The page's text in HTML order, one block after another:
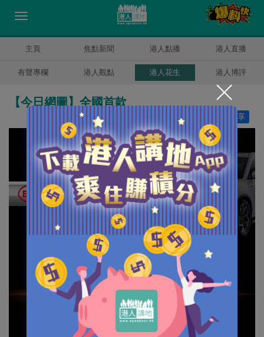
主頁 焦點新聞 港人點播 港人直播
有聲專欄 港人觀點 港人花生 港人博評
【今日網圖】全國首款
分享
讚好